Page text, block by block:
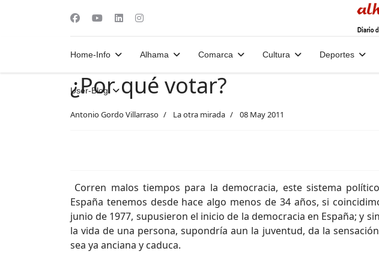
Home-Info Alhama Comarca Cultura Deportes
User-Blog
¿Por qué votar?
Antonio Gordo Villarraso La otra mirada 08 May 2011
Corren malos tiempos para la democracia, este sistema
España tenemos desde hace algo menos de 34 años, si
junio de 1977, supusieron el inicio de la democracia en España; y
la vida de una persona, supondría aun la juventud, da la
sea ya anciana y caduca.